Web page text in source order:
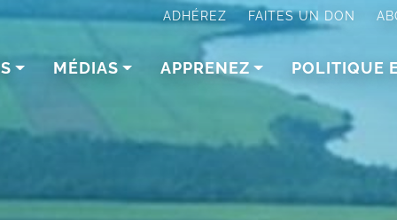
ADHÉREZ FAITES UN DON
MÉDIAS APPRENEZ POLITIQUE